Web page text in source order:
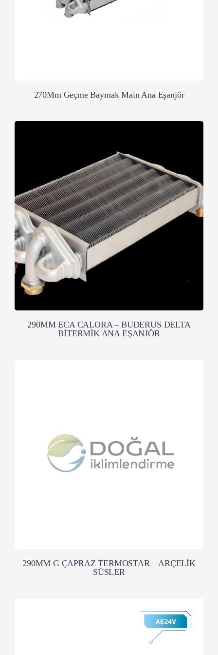
270Mm Geçme Baymak Main Ana Eşanjör
290MM ECA CALORA – BUDERUS DELTA
BİTERMİK ANA EŞANJÖR
290MM G ÇAPRAZ TERMOSTAR – ARÇELİK
SÜSLER